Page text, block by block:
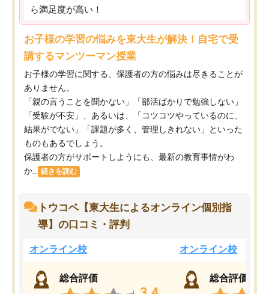
ら満足度が高い！
お子様の学習の悩みを東大生が解決！自宅で受
講するマンツーマン授業
お子様の学習に関する、保護者の方の悩みは尽きることが
ありません。
「親の言うことを聞かない」「部活ばかりで勉強しない」
「受験が不安」、あるいは、「コツコツやっているのに、
結果がでない」「課題が多く、管理しきれない」といった
ものもあるでしょう。
保護者の方がサポートしようにも、最新の教育事情がわ
か...
続きを読む
トウコベ【東大生によるオンライン個別指
導】の口コミ・評判
オンライン校
総合評価
オンライン校
総合評価